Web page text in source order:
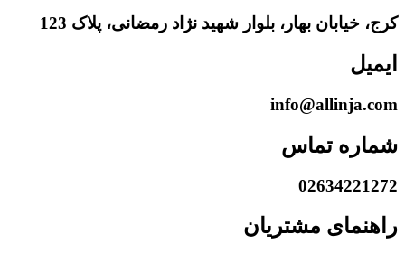
کرج، خیابان بهار، بلوار شهید نژاد رمضانی، پلاک 123
ایمیل
info@allinja.com
شماره تماس
02634221272
راهنمای مشتریان